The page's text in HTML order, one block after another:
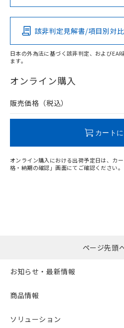
Pb Hg
O
在庫等で未対応品が混在する可
問い合わせください。
該非判定見解書/項目別対
日本の外為法に基づく該非判定、および
ます。
オンライン購入
販売価格（税込）
カート
オンライン購入における出荷予定日は、カ
格・納期の確認」画面にてご確認ください。
ページ先頭
お知らせ・最新情報
商品情報
ソリューション